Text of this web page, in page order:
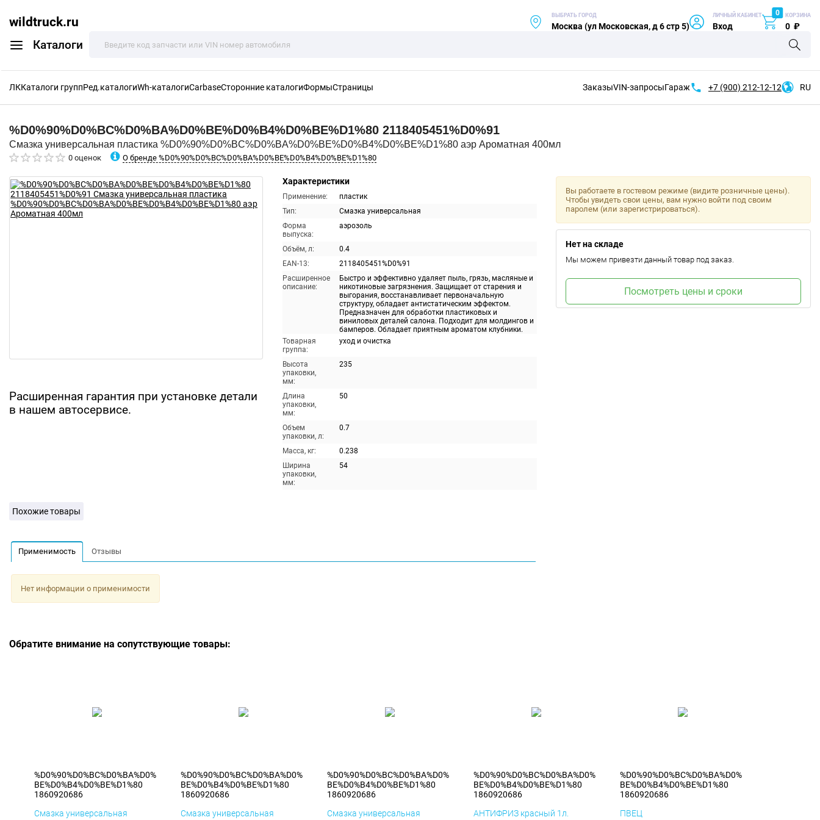
wildtruck.ru
Каталоги
ВЫБРАТЬ ГОРОД
Москва (ул Московская, д 6 стр 5)
ЛИЧНЫЙ КАБИНЕТ
Вход
0 КОРЗИНА
0 ₽
ЛККаталоги группРед.каталогиWh-каталогиCarbaseСторонние каталогиФормыСтраницы ЗаказыVIN-запросыГараж +7 (900) 212-12-12 RU
%D0%90%D0%BC%D0%BA%D0%BE%D0%B4%D0%BE%D1%80 2118405451%D0%91
Смазка универсальная пластика %D0%90%D0%BC%D0%BA%D0%BE%D0%B4%D0%BE%D1%80 аэр Ароматная 400мл
0 оценок О бренде %D0%90%D0%BC%D0%BA%D0%BE%D0%B4%D0%BE%D1%80
Расширенная гарантия при установке детали
в нашем автосервисе.
Характеристики
Применение:
пластик
Тип:
Смазка универсальная
Форма
выпуска:
аэрозоль
Объём, л:
0.4
EAN-13:
2118405451%D0%91
Расширенное
описание:
Быстро и эффективно удаляет пыль, грязь, масляные и
никотиновые загрязнения. Защищает от старения и
выгорания, восстанавливает первоначальную
структуру, обладает антистатическим эффектом.
Предназначен для обработки пластиковых и
виниловых деталей салона. Подходит для молдингов и
бамперов. Обладает приятным ароматом клубники.
Товарная
группа:
уход и очистка
Высота
упаковки,
мм:
235
Длина
упаковки,
мм:
50
Объем
упаковки, л:
0.7
Масса, кг:
0.238
Ширина
упаковки,
мм:
54
Вы работаете в гостевом режиме (видите розничные цены).
Чтобы увидеть свои цены, вам нужно войти под своим
паролем (или зарегистрироваться).
Нет на складе
Мы можем привезти данный товар под заказ.
Посмотреть цены и сроки
Похожие товары
Применимость Отзывы
Нет информации о применимости
Обратите внимание на сопутствующие товары:
%D0%90%D0%BC%D0%BA%D0%
BE%D0%B4%D0%BE%D1%80
1860920686
Смазка универсальная
%D0%90%D0%BC%D0%BA%D0%
BE%D0%B4%D0%BE%D1%80
1860920686
Смазка универсальная
%D0%90%D0%BC%D0%BA%D0%
BE%D0%B4%D0%BE%D1%80
1860920686
Смазка универсальная
%D0%90%D0%BC%D0%BA%D0%
BE%D0%B4%D0%BE%D1%80
1860920686
АНТИФРИЗ красный 1л.
%D0%90%D0%BC%D0%BA%D0%
BE%D0%B4%D0%BE%D1%80
1860920686
ПВЕЦ